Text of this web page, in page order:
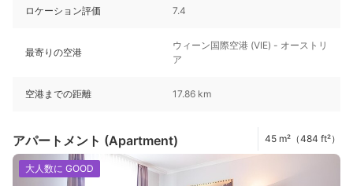
ロケーション評価 7.4
最寄りの空港
ウィーン国際空港 (VIE) - オーストリ
ア
空港までの距離 17.86 km
アパートメント (Apartment) 45 m²（484 ft²）
大人数に GOOD